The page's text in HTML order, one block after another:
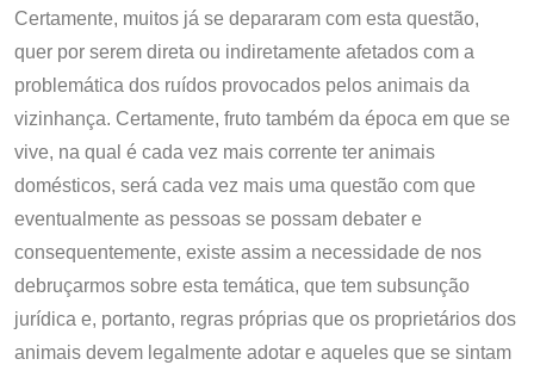
Certamente, muitos já se depararam com esta questão,
quer por serem direta ou indiretamente afetados com a
problemática dos ruídos provocados pelos animais da
vizinhança. Certamente, fruto também da época em que se
vive, na qual é cada vez mais corrente ter animais
domésticos, será cada vez mais uma questão com que
eventualmente as pessoas se possam debater e
consequentemente, existe assim a necessidade de nos
debruçarmos sobre esta temática, que tem subsunção
jurídica e, portanto, regras próprias que os proprietários dos
animais devem legalmente adotar e aqueles que se sintam